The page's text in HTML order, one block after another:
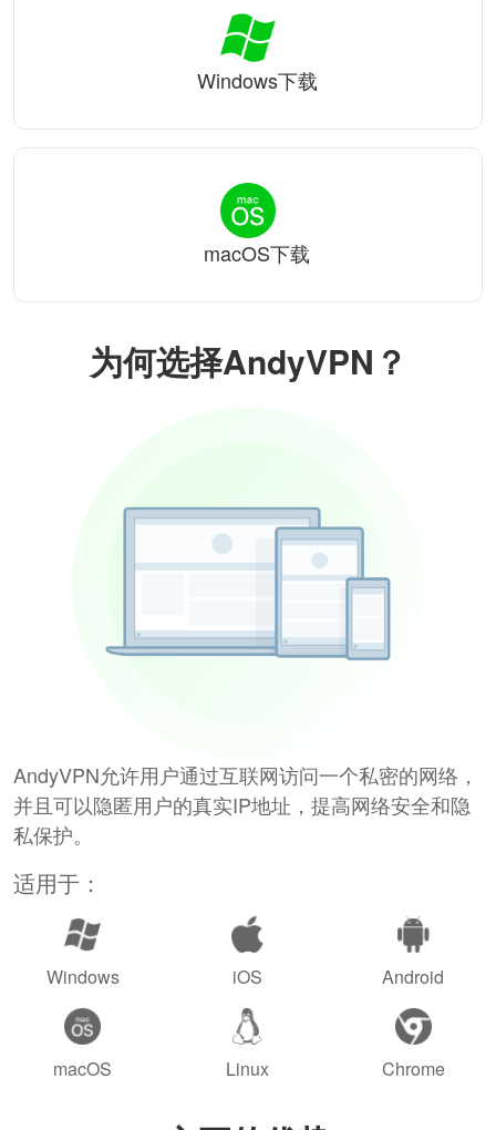
为何选择AndyVPN？
AndyVPN允许用户通过互联网访问一个私密的网络，
并且可以隐匿用户的真实IP地址，提高网络安全和隐
私保护。
适用于：
Windows iOS Android
macOS Linux Chrome
Windows下载
macOS下载